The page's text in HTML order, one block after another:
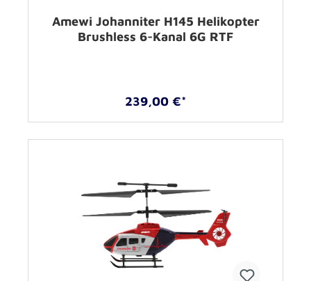
Amewi Johanniter H145 Helikopter
Brushless 6-Kanal 6G RTF
239,00 €*